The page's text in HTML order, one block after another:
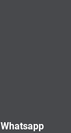
Whatsapp